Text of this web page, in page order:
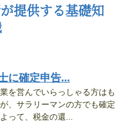
提供する基礎知
に確定申告...
を営んでいらっしゃる方はも
、サラリーマンの方でも確定
って、税金の還...